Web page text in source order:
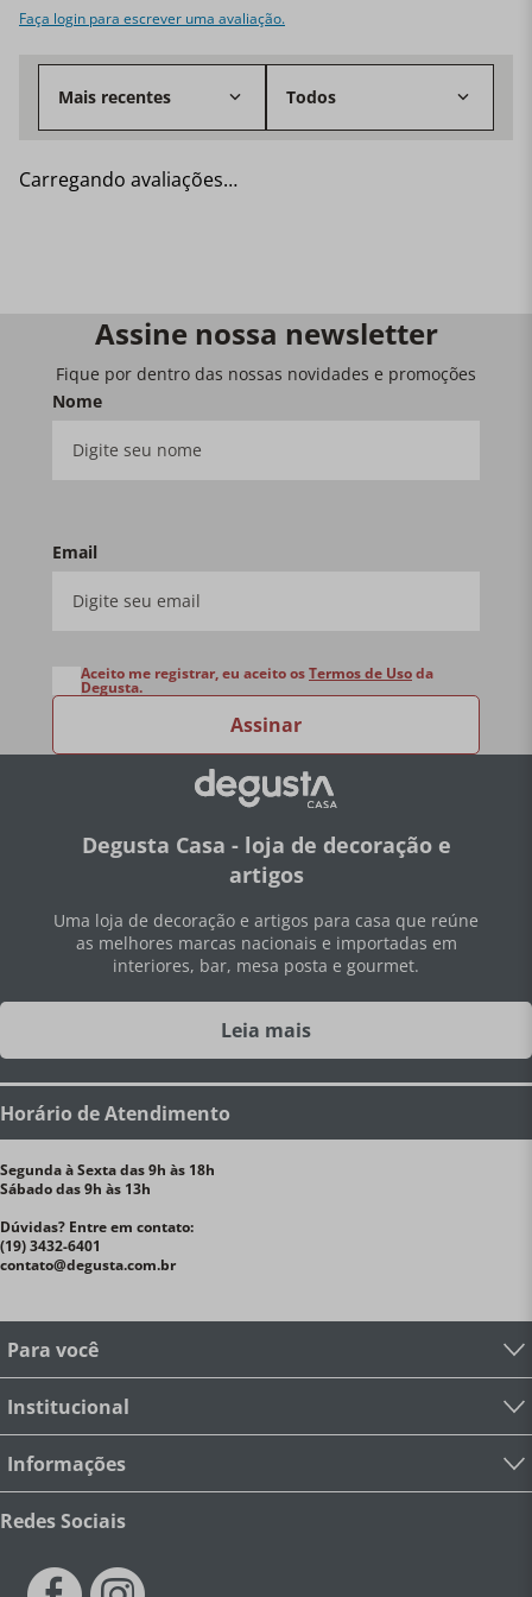
compreendidos como desvio de qualidade. Tamanho:
Faça login para escrever uma avaliação.
Mais recentes Todos
Carregando avaliações…
Assine nossa newsletter
Fique por dentro das nossas novidades e promoções
Nome
Email
Assinar
Aceito me registrar, eu aceito osTermos de Usoda
Degusta.
Degusta Casa - loja de decoração e
artigos
Uma loja de decoração e artigos para casa que reúne
as melhores marcas nacionais e importadas em
interiores, bar, mesa posta e gourmet.
Leia mais
Horário de Atendimento
Segunda à Sexta das 9h às 18h
Sábado das 9h às 13h
Dúvidas? Entre em contato:
(19) 3432-6401
contato@degusta.com.br
Para você
Institucional
Informações
Redes Sociais